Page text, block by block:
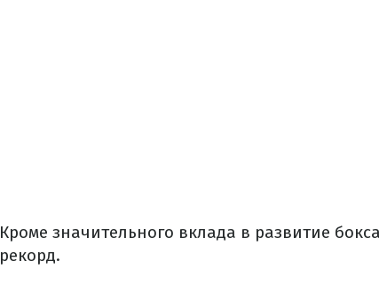
Кроме значительного вклада в развитие
рекорд.